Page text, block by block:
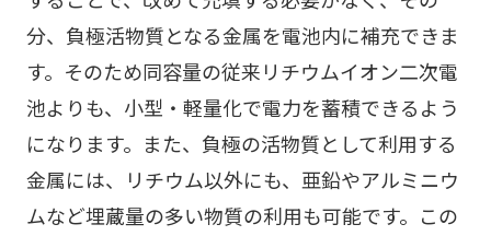
分、負極活物質となる金属を電池内に補充できま
す。そのため同容量の従来リチウムイオン二次電
池よりも、小型・軽量化で電力を蓄積できるよう
になります。また、負極の活物質として利用する
金属には、リチウム以外にも、亜鉛やアルミニウ
ムなど埋蔵量の多い物質の利用も可能です。この